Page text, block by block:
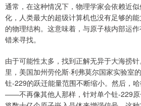
通常，在这种情况下，物理学家会依赖近
化，人类最大的超级计算机也没有足够的
的物理结构。这意味着，与原子核内部运
错来寻找。
由于可能性太多，找到正解无异于大海捞
里，美国加州劳伦斯·利弗莫尔国家实验室
钍-229的跃迁能量范围不断缩小。然后，
——不再像其他人那样，针对单个钍-229原